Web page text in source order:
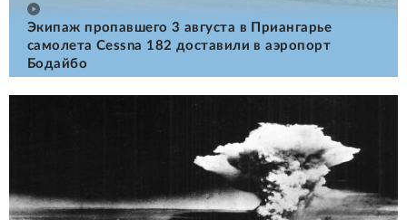
Экипаж пропавшего 3 августа в Приангарье
самолета Cessna 182 доставили в аэропорт
Бодайбо